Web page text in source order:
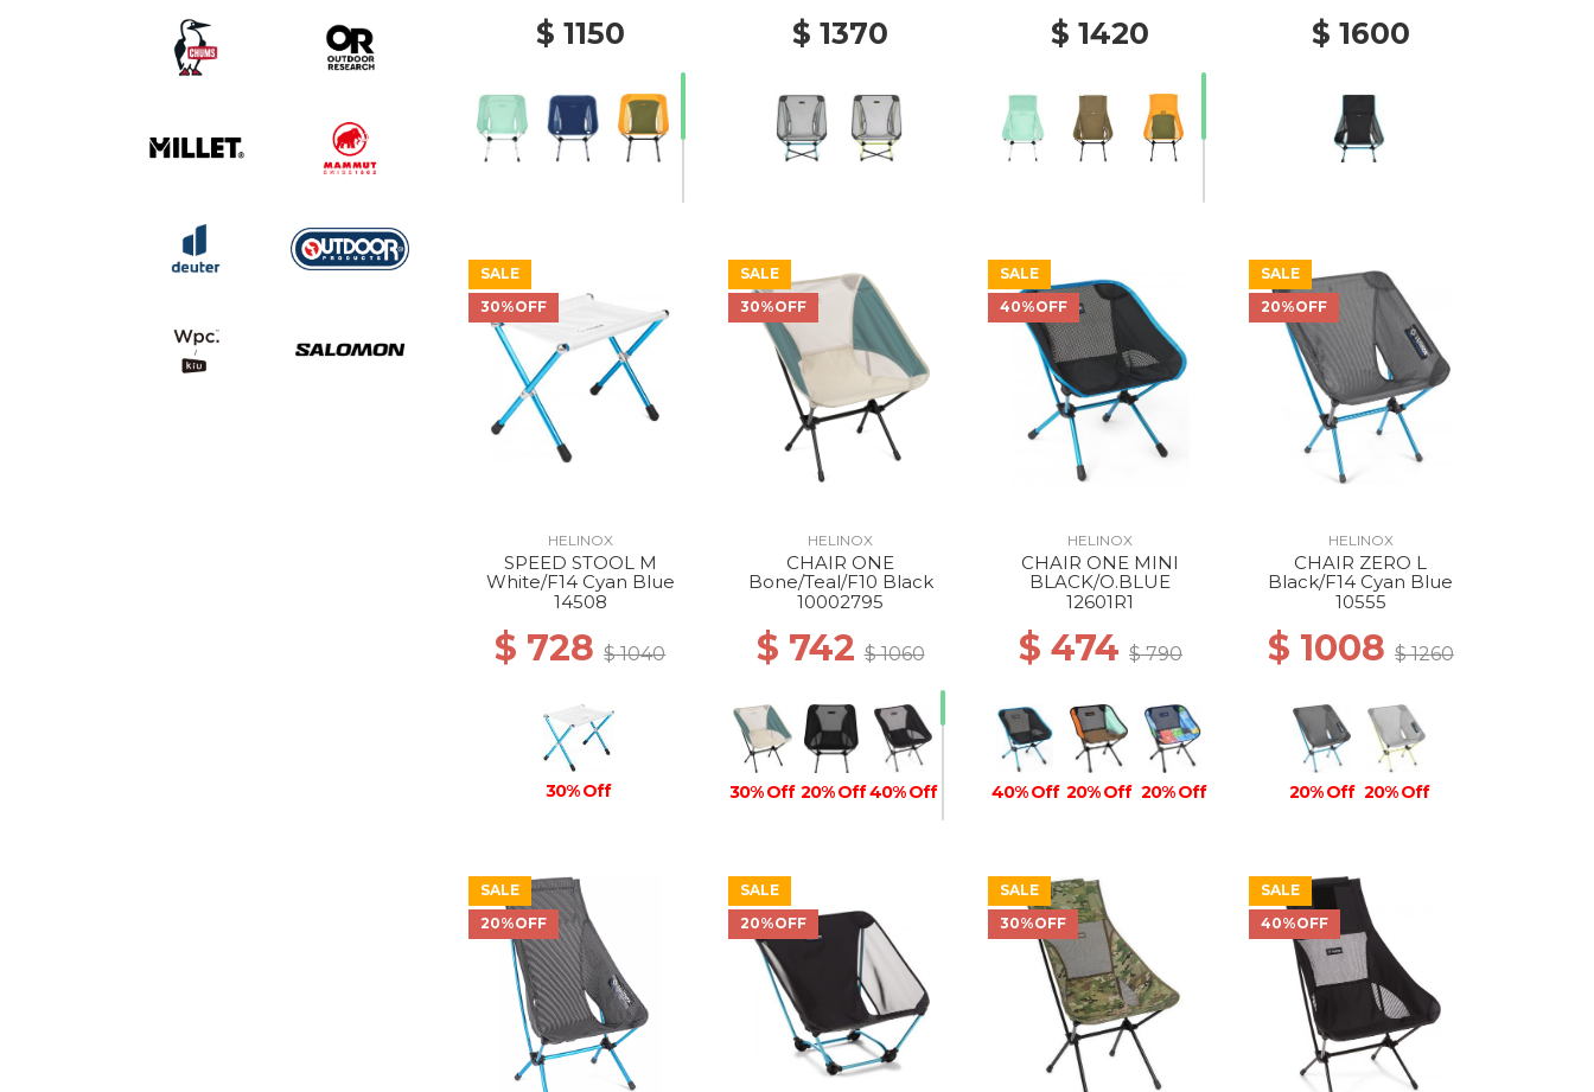
$ 1150 $ 1370 $ 1420 $ 1600
SALE
30%OFF
HELINOX
SPEED STOOL M
White/F14 Cyan Blue
14508
$ 728$ 1040
30% Off
SALE
30%OFF
HELINOX
CHAIR ONE
Bone/Teal/F10 Black
10002795
$ 742$ 1060
30% Off 20% Off40% Off
40% Off40% Off40% Off
40% Off40% Off40% Off
SALE
40%OFF
HELINOX
CHAIR ONE MINI
BLACK/O.BLUE
12601R1
$ 474 $ 790
40% Off 20% Off 20% Off
SALE
20%OFF
HELINOX
CHAIR ZERO L
Black/F14 Cyan Blue
10555
$ 1008 $ 1260
20% Off 20% Off
SALE
20%OFF
SALE
20%OFF
SALE
30%OFF
SALE
40%OFF